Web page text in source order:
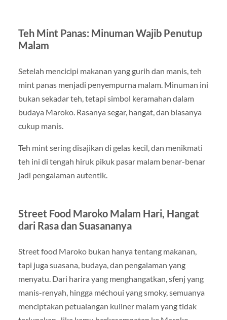
Teh Mint Panas: Minuman Wajib Penutup
Malam
Setelah mencicipi makanan yang gurih dan manis, teh
mint panas menjadi penyempurna malam. Minuman ini
bukan sekadar teh, tetapi simbol keramahan dalam
budaya Maroko. Rasanya segar, hangat, dan biasanya
cukup manis.
Teh mint sering disajikan di gelas kecil, dan menikmati
teh ini di tengah hiruk pikuk pasar malam benar-benar
jadi pengalaman autentik.
Street Food Maroko Malam Hari, Hangat
dari Rasa dan Suasananya
Street food Maroko bukan hanya tentang makanan,
tapi juga suasana, budaya, dan pengalaman yang
menyatu. Dari harira yang menghangatkan, sfenj yang
manis-renyah, hingga méchoui yang smoky, semuanya
menciptakan petualangan kuliner malam yang tidak